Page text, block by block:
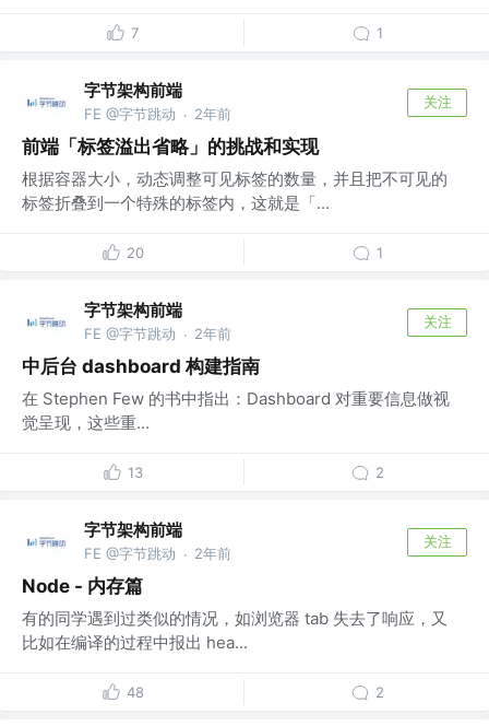
7 1
字节架构前端
FE @字节跳动 · 2年前
关注
前端「标签溢出省略」的挑战和实现
根据容器大小，动态调整可见标签的数量，并且把不可见的
标签折叠到一个特殊的标签内，这就是「...
20 1
字节架构前端
FE @字节跳动 · 2年前
关注
中后台 dashboard 构建指南
在 Stephen Few 的书中指出：Dashboard 对重要信息做视
觉呈现，这些重...
13 2
字节架构前端
FE @字节跳动 · 2年前
关注
Node - 内存篇
有的同学遇到过类似的情况，如浏览器 tab 失去了响应，又
比如在编译的过程中报出 hea...
48 2